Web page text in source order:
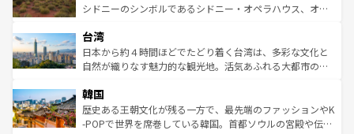
しみながら、その多様性と豊かな歴史を感じることができ
ならではの贅沢な旅のスタイルだ。 なお、新着のアメリカ
情報はコンテンツ一覧を参照してほしい。
おすすめ。エメラルドグリーンに輝く海をはじめ、豊かな
れるおもてなしの心で訪れる人々を迎えてくれるハワイの
人々、おいしいローカルフードやハワイアンミュージッ
ク、伝統的なフラダンスなど、すべてがハワイの魅力を彩
ワイを、存分に味わってほしい。 なお、新着のハワイ情報
はコンテンツ一覧を参照してほしい。
シドニーのシンボルであるシドニー・オペラハウス、オー
リアリーフや大陸中央部にそびえるウルル（エアーズロッ
ク）、タスマニアの美しい原生林やケアンズの熱帯雨林な
ど、見どころがたくさん。また、カフェやワイン、オージ
いる。アクティビティも充実しており、サーフィンやダイ
ビング、ハイキングなど、アウトドア好きにはたまらな
い。オーストラリアの多彩な魅力を存分に味わいつくそ
台湾
日本から約４時間ほどでたどり着く台湾は、多彩な文化と
自然が織りなす魅力的な観光地。活気あふれる大都市の台
ン）、静ひつな山岳地帯である台湾東部など、都市の喧騒
と山間の静けさが共存しており、訪れる人に新しい発見と
驚きをもたらしてくれる。また、奥深い台湾の食文化も魅
韓国
歴史ある王朝文化が残る一方で、最先端のファッションやK
-POPで世界を席巻している韓国。首都ソウルの宮殿や伝統